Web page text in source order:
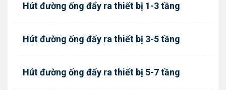
Hút đường ống đẩy ra thiết bị 1-3 tầng
Hút đường ống đẩy ra thiết bị 3-5 tầng
Hút đường ống đẩy ra thiết bị 5-7 tầng